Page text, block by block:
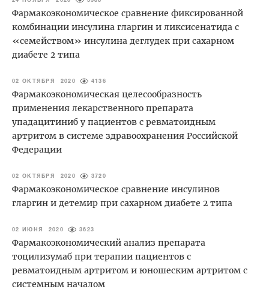
Фармакоэкономическое сравнение фиксированной
комбинации инсулина гларгин и ликсисенатида с
«семейством» инсулина деглудек при сахарном
диабете 2 типа
02 ОКТЯБРЯ 2020 4136
Фармакоэкономическая целесообразность
применения лекарственного препарата
упадацитиниб у пациентов с ревматоидным
артритом в системе здравоохранения Российской
Федерации
02 ОКТЯБРЯ 2020 3720
Фармакоэкономическое сравнение инсулинов
гларгин и детемир при сахарном диабете 2 типа
02 ИЮНЯ 2020 3623
Фармакоэкономический анализ препарата
тоцилизумаб при терапии пациентов с
ревматоидным артритом и юношеским артритом с
системным началом